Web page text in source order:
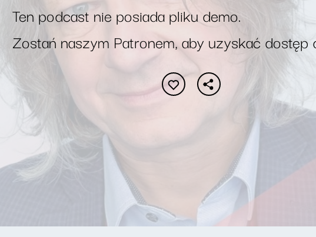
Ten podcast nie posiada pliku demo.
Zostań naszym Patronem, aby uzyskać dostęp